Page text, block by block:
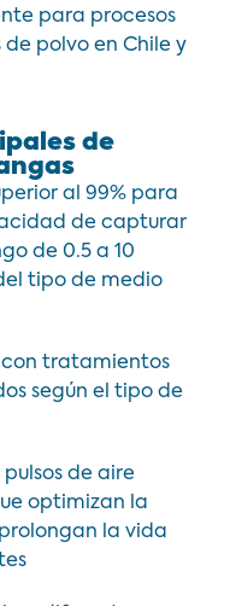
para procesos
polvo en Chile y
de
al 99% para
de capturar
de 0.5 a 10
tipo de medio
tratamientos
según el tipo de
de aire
optimizan la
la vida